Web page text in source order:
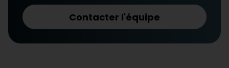
Contacter l'équipe